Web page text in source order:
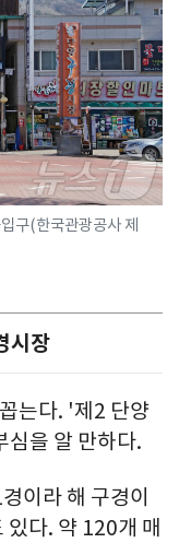
구(한국관광공사 제
시장
는다. '제2 단양
심을 알 만하다.
이라 해 구경이
있다. 약 120개 매